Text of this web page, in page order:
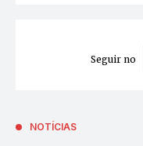
Seguir no
NOTÍCIAS